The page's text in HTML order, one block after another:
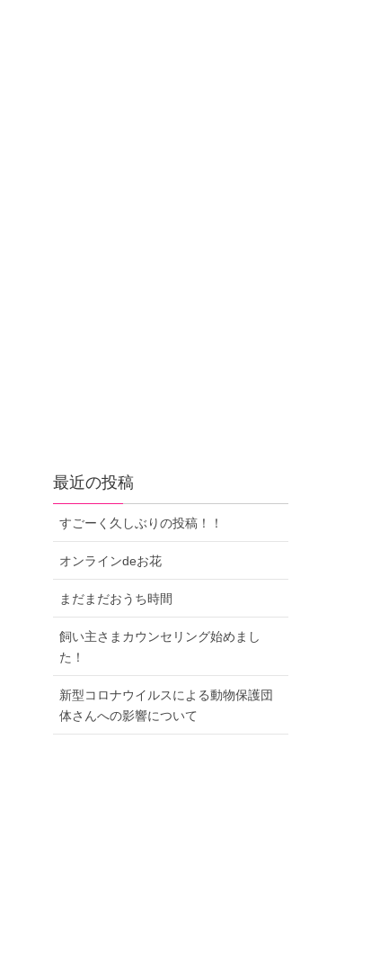
最近の投稿
すごーく久しぶりの投稿！！
オンラインdeお花
まだまだおうち時間
飼い主さまカウンセリング始めまし
た！
新型コロナウイルスによる動物保護団
体さんへの影響について